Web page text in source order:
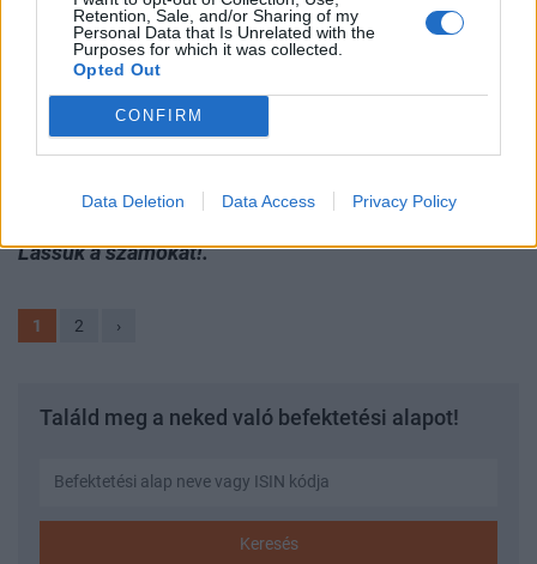
Retention, Sale, and/or Sharing of my
Personal Data that Is Unrelated with the
Purposes for which it was collected.
Opted Out
CONFIRM
Data Deletion Data Access Privacy Policy
Címkék: auto, öngondoskodás, piramisjáték,
Lássuk a számokat!.
1 2 ›
Találd meg a neked való befektetési alapot!
Keresés